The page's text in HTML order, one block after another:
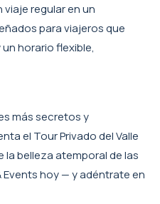
regular en un
para viajeros que
horario flexible,
más secretos y
el Tour Privado del Valle
la belleza atemporal de las
Events hoy — y adéntrate en